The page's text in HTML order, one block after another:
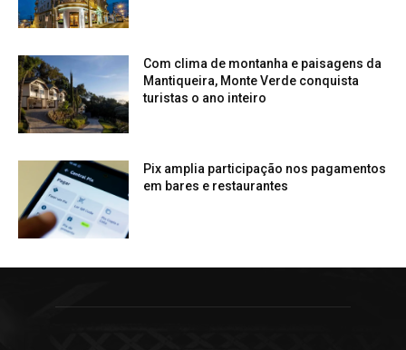
Com clima de montanha e paisagens da
Mantiqueira, Monte Verde conquista
turistas o ano inteiro
Pix amplia participação nos pagamentos
em bares e restaurantes